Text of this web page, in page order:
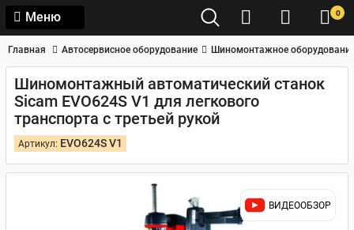
Меню 0
Главная Автосервисное оборудование Шиномонтажное
Шиномонтажный автоматический станок
Sicam EVO624S V1 для легкового
транспорта с третьей рукой
Артикул: EVO624S V1
ВИДЕООБЗОР